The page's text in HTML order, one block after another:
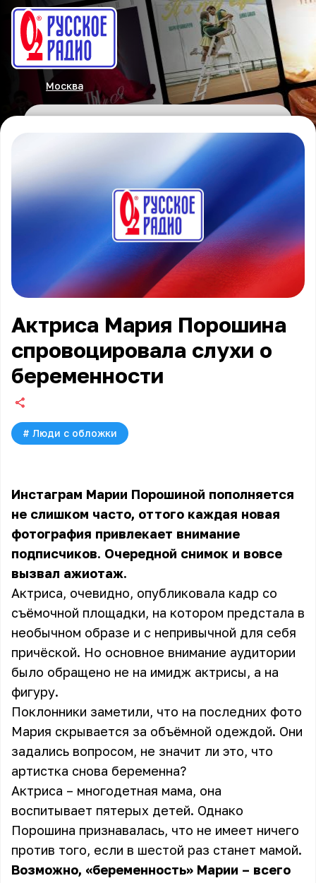
Москва
Актриса Мария Порошина
спровоцировала слухи о
беременности
# Люди с обложки
Инстаграм Марии Порошиной пополняется
не слишком часто, оттого каждая новая
фотография привлекает внимание
подписчиков. Очередной снимок и вовсе
вызвал ажиотаж.
Актриса, очевидно, опубликовала кадр со
съёмочной площадки, на котором предстала в
необычном образе и с непривычной для себя
причёской. Но основное внимание аудитории
было обращено не на имидж актрисы, а на
фигуру.
Поклонники заметили, что на последних фото
Мария скрывается за объёмной одеждой. Они
задались вопросом, не значит ли это, что
артистка снова беременна?
Актриса – многодетная мама, она
воспитывает пятерых детей. Однако
Порошина признавалась, что не имеет ничего
против того, если в шестой раз станет мамой.
Возможно, «беременность» Марии – всего